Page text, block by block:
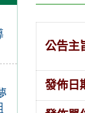
公告主
發佈日